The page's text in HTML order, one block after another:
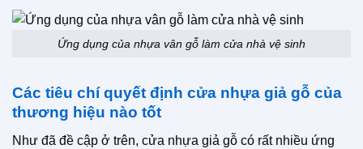
Ứng dụng của nhựa vân gỗ làm cửa nhà vệ sinh
Các tiêu chí quyết định cửa nhựa giả gỗ của
thương hiệu nào tốt
Như đã đề cập ở trên, cửa nhựa giả gỗ có rất nhiều ứng